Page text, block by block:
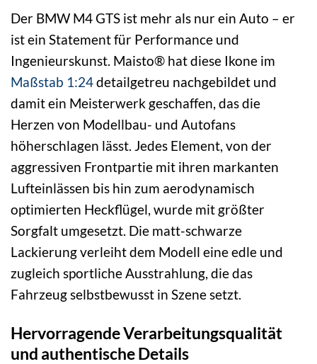
Der BMW M4 GTS ist mehr als nur ein Auto – er
ist ein Statement für Performance und
Ingenieurskunst. Maisto® hat diese Ikone im
Maßstab 1:24detailgetreu nachgebildet und
damit ein Meisterwerk geschaffen, das die
Herzen von Modellbau- und Autofans
höherschlagen lässt. Jedes Element, von der
aggressiven Frontpartie mit ihren markanten
Lufteinlässen bis hin zum aerodynamisch
optimierten Heckflügel, wurde mit größter
Sorgfalt umgesetzt. Die matt-schwarze
Lackierung verleiht dem Modell eine edle und
zugleich sportliche Ausstrahlung, die das
Fahrzeug selbstbewusst in Szene setzt.
Hervorragende Verarbeitungsqualität
und authentische Details